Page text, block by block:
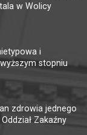
w Wolicy
i
stopniu
zdrowia jednego
Zakaźny